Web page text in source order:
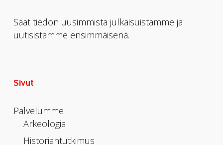
Saat tiedon uusimmista julkaisuistamme ja
uutisistamme ensimmäisenä.
Sivut
Palvelumme
Arkeologia
Historiantutkimus